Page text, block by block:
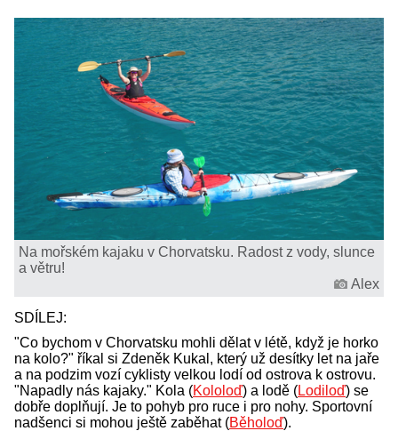
Na mořském kajaku v Chorvatsku. Radost z vody, slunce
a větru!
Alex
SDÍLEJ:
"Co bychom v Chorvatsku mohli dělat v létě, když je horko
na kolo?" říkal si Zdeněk Kukal, který už desítky let na jaře
a na podzim vozí cyklisty velkou lodí od ostrova k ostrovu.
"Napadly nás kajaky." Kola (Kololoď) a lodě (Lodiloď) se
dobře doplňují. Je to pohyb pro ruce i pro nohy. Sportovní
nadšenci si mohou ještě zaběhat (Běholoď).